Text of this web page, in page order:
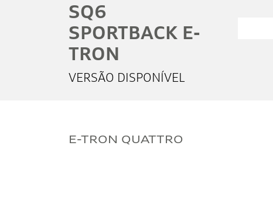
SQ6
SPORTBACK E-
TRON
VERSÃO DISPONÍVEL
E-TRON QUATTRO